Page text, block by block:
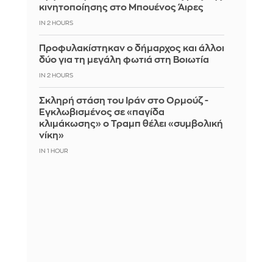
κινητοποίησης στο Μπουένος Άιρες
IN 2 HOURS
Προφυλακίστηκαν ο δήμαρχος και άλλοι
δύο για τη μεγάλη φωτιά στη Βοιωτία
IN 2 HOURS
Σκληρή στάση του Ιράν στο Ορμούζ -
Εγκλωβισμένος σε «παγίδα
κλιμάκωσης» ο Τραμπ θέλει «συμβολική
νίκη»
IN 1 HOUR